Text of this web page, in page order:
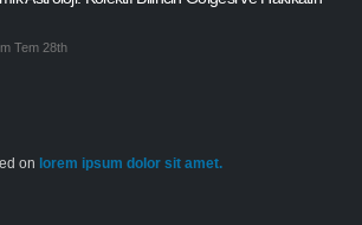
Tem 28th
on lorem ipsum dolor sit amet.